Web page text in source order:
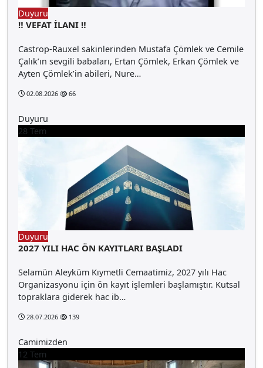
Duyuru
‼️ VEFAT İLANI ‼️
Castrop-Rauxel sakinlerinden Mustafa Çömlek ve Cemile
Çalık’ın sevgili babaları, Ertan Çömlek, Erkan Çömlek ve
Ayten Çömlek’in abileri, Nure…
02.08.2026 66
Duyuru
28 Tem
Duyuru
2027 YILI HAC ÖN KAYITLARI BAŞLADI
Selamün Aleyküm Kıymetli Cemaatimiz, 2027 yılı Hac
Organizasyonu için ön kayıt işlemleri başlamıştır. Kutsal
topraklara giderek hac ib…
28.07.2026 139
Camimizden
12 Tem